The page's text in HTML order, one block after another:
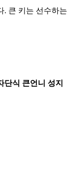
. 큰 키는 선수하는
단식 큰언니 성지